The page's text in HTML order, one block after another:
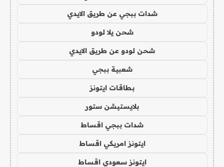
شدات ببجي عن طريق الايدي
شحن يلا لودو
شحن لودو عن طريق الايدي
شعبية ببجي
بطاقات ايتونز
بلايستيشن ستور
شدات ببجي اقساط
ايتونز امريكي اقساط
ايتونز سعودي اقساط